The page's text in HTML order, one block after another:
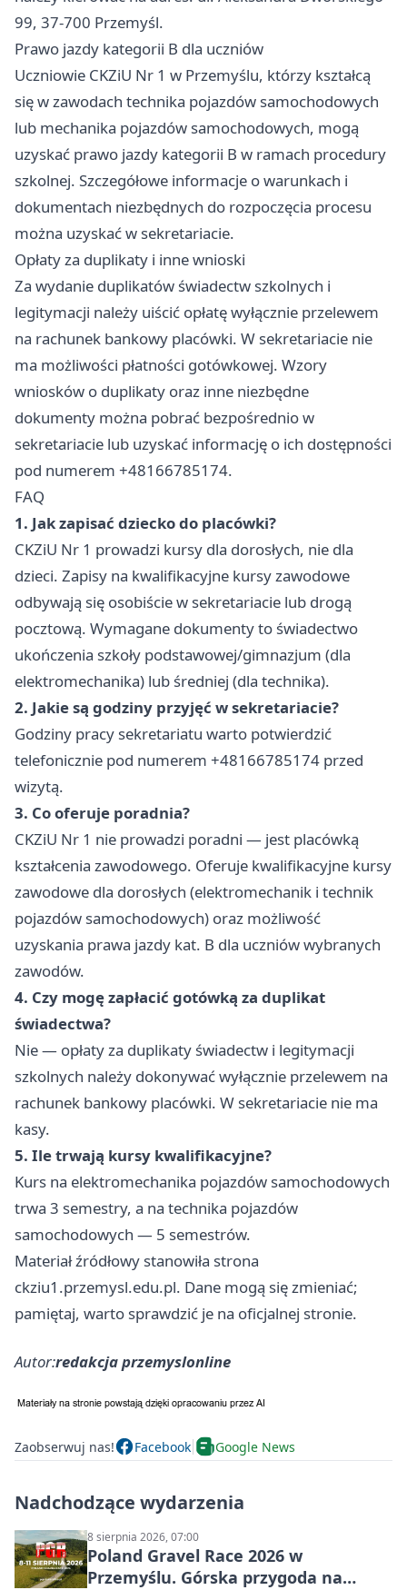
99, 37-700 Przemyśl.
Prawo jazdy kategorii B dla uczniów
Uczniowie CKZiU Nr 1 w Przemyślu, którzy kształcą
się w zawodach technika pojazdów samochodowych
lub mechanika pojazdów samochodowych, mogą
uzyskać prawo jazdy kategorii B w ramach procedury
szkolnej. Szczegółowe informacje o warunkach i
dokumentach niezbędnych do rozpoczęcia procesu
można uzyskać w sekretariacie.
Opłaty za duplikaty i inne wnioski
Za wydanie duplikatów świadectw szkolnych i
legitymacji należy uiścić opłatę wyłącznie przelewem
na rachunek bankowy placówki. W sekretariacie nie
ma możliwości płatności gotówkowej. Wzory
wniosków o duplikaty oraz inne niezbędne
dokumenty można pobrać bezpośrednio w
sekretariacie lub uzyskać informację o ich dostępności
pod numerem +48166785174.
FAQ
1. Jak zapisać dziecko do placówki?
CKZiU Nr 1 prowadzi kursy dla dorosłych, nie dla
dzieci. Zapisy na kwalifikacyjne kursy zawodowe
odbywają się osobiście w sekretariacie lub drogą
pocztową. Wymagane dokumenty to świadectwo
ukończenia szkoły podstawowej/gimnazjum (dla
elektromechanika) lub średniej (dla technika).
2. Jakie są godziny przyjęć w sekretariacie?
Godziny pracy sekretariatu warto potwierdzić
telefonicznie pod numerem +48166785174 przed
wizytą.
3. Co oferuje poradnia?
CKZiU Nr 1 nie prowadzi poradni — jest placówką
kształcenia zawodowego. Oferuje kwalifikacyjne kursy
zawodowe dla dorosłych (elektromechanik i technik
pojazdów samochodowych) oraz możliwość
uzyskania prawa jazdy kat. B dla uczniów wybranych
zawodów.
4. Czy mogę zapłacić gotówką za duplikat
świadectwa?
Nie — opłaty za duplikaty świadectw i legitymacji
szkolnych należy dokonywać wyłącznie przelewem na
rachunek bankowy placówki. W sekretariacie nie ma
kasy.
5. Ile trwają kursy kwalifikacyjne?
Kurs na elektromechanika pojazdów samochodowych
trwa 3 semestry, a na technika pojazdów
samochodowych — 5 semestrów.
Materiał źródłowy stanowiła strona
ckziu1.przemysl.edu.pl. Dane mogą się zmieniać;
pamiętaj, warto sprawdzić je na oficjalnej stronie.
Autor:redakcja przemyslonline
Zaobserwuj nas! Facebook Google News
Nadchodzące wydarzenia
8 sierpnia 2026, 07:00
Poland Gravel Race 2026 w
Przemyślu. Górska przygoda na